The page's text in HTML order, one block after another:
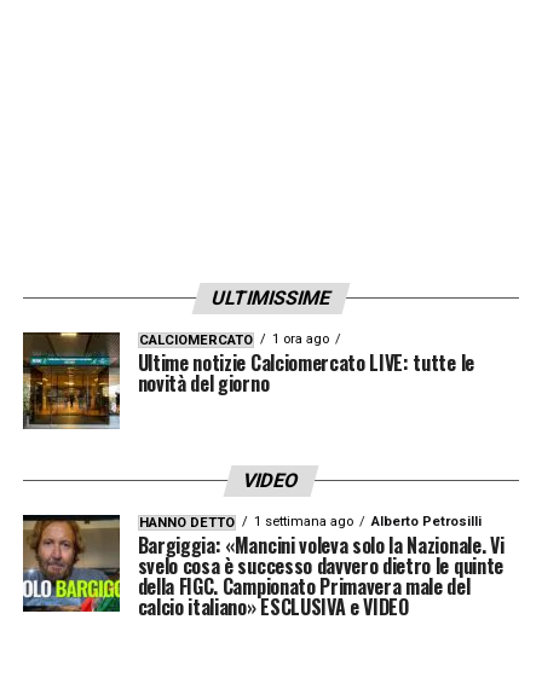
ULTIMISSIME
CALCIOMERCATO 1 ora ago
Ultime notizie Calciomercato LIVE: tutte le
novità del giorno
VIDEO
HANNO DETTO 1 settimana ago Alberto Petrosilli
Bargiggia: «Mancini voleva solo la Nazionale. Vi
svelo cosa è successo davvero dietro le quinte
della FIGC. Campionato Primavera male del
calcio italiano» ESCLUSIVA e VIDEO